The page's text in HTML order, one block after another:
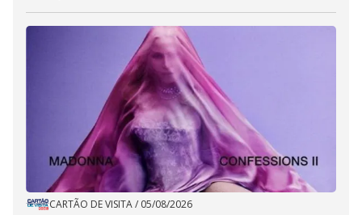
CARTÃO DE VISITA/ 05/08/2026